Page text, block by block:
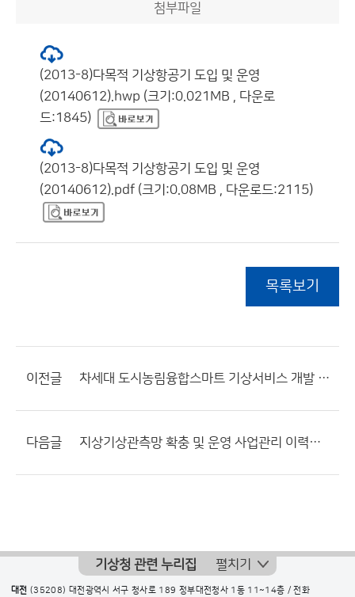
첨부파일
(2013-8)다목적 기상항공기 도입 및 운영
(20140612).hwp (크기:0.021MB , 다운로
드:1845)
(2013-8)다목적 기상항공기 도입 및 운영
(20140612).pdf (크기:0.08MB , 다운로드:2115)
목록보기
이전글 차세대 도시농림융합스마트 기상서비스 개발 사업관리 이력서 / 사업부서 : 응용기상연구과
다음글 지상기상관측망 확충 및 운영 사업관리 이력서 / 사업부서 : 관측정책과
기상청 관련 누리집 펼치기
대전 (35208) 대전광역시 서구 청사로 189 정부대전청사 1동 11~14층 / 전화